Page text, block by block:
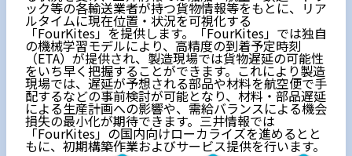
ック等の各輸送業者が持つ貨物情報等をもとに、リア
ルタイムに現在位置・状況を可視化する
「FourKites」を提供します。「FourKites」では独自
の機械学習モデルにより、高精度の到着予定時刻
（ETA）が提供され、製造現場では貨物遅延の可能性
をいち早く把握することができます。これにより製造
現場では、遅延が予想される部品や材料を航空便で手
配するなどの事前検討が可能となり、材料・部品遅延
による生産計画への影響や、需給バランスによる機会
損失の最小化が期待できます。三井情報では
「FourKites」の国内向けローカライズを進めるとと
もに、初期構築作業およびサービス提供を行います。